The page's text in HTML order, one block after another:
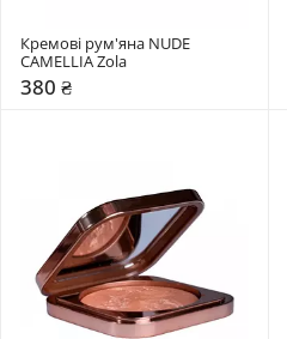
Кремові рум'яна NUDE
CAMELLIA Zola
380 ₴